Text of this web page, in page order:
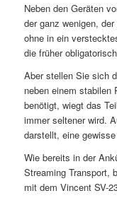
Neben den Geräten
der ganz wenigen,
ohne in ein
die früher
Aber stellen Sie sich
neben einem stabilen
benötigt, wiegt das
immer seltener wird.
darstellt, eine
Wie bereits in der
Streaming Transport,
mit dem Vincent SV-